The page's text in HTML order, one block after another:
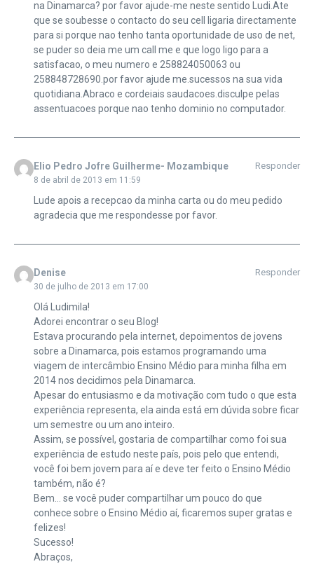
na Dinamarca? por favor ajude-me neste sentido Ludi.Ate
que se soubesse o contacto do seu cell ligaria directamente
para si porque nao tenho tanta oportunidade de uso de net,
se puder so deia me um call me e que logo ligo para a
satisfacao, o meu numero e 258824050063 ou
258848728690.por favor ajude me.sucessos na sua vida
quotidiana.Abraco e cordeiais saudacoes.disculpe pelas
assentuacoes porque nao tenho dominio no computador.
Elio Pedro Jofre Guilherme- Mozambique
8 de abril de 2013 em 11:59
Responder
Lude apois a recepcao da minha carta ou do meu pedido
agradecia que me respondesse por favor.
Denise
30 de julho de 2013 em 17:00
Responder
Olá Ludimila!
Adorei encontrar o seu Blog!
Estava procurando pela internet, depoimentos de jovens
sobre a Dinamarca, pois estamos programando uma
viagem de intercâmbio Ensino Médio para minha filha em
2014 nos decidimos pela Dinamarca.
Apesar do entusiasmo e da motivação com tudo o que esta
experiência representa, ela ainda está em dúvida sobre ficar
um semestre ou um ano inteiro.
Assim, se possível, gostaria de compartilhar como foi sua
experiência de estudo neste país, pois pelo que entendi,
você foi bem jovem para aí e deve ter feito o Ensino Médio
também, não é?
Bem… se você puder compartilhar um pouco do que
conhece sobre o Ensino Médio aí, ficaremos super gratas e
felizes!
Sucesso!
Abraços,